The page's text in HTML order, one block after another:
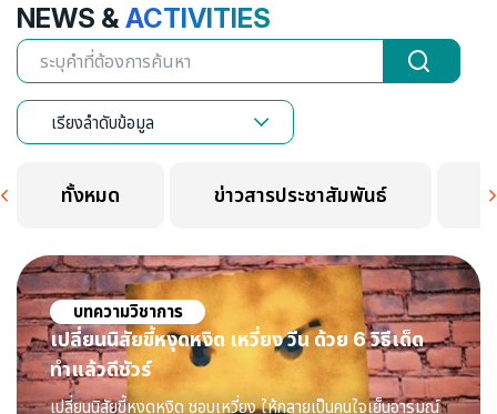
NEWS & ACTIVITIES
เรียงลำดับข้อมูล
ทั้งหมด ข่าวสารประชาสัมพันธ์
บทความวิชาการ
เปลี่ยนนิสัยขี้หงุดหงิด เหวี่ยง วีน ด้วย 6 วิธีเด็ด
ทำแล้วดีชัวร์
เปลี่ยนนิสัยขี้หงุดหงิด ชอบเหวี่ยง ให้กลายเป็นคนใจเย็นอารมณ์